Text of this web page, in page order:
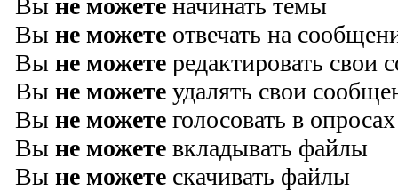
Вы не можете начинать темы
Вы не можете отвечать на
Вы не можете редактировать свои
Вы не можете удалять свои
Вы не можете голосовать в опросах
Вы не можете вкладывать файлы
Вы не можете скачивать файлы